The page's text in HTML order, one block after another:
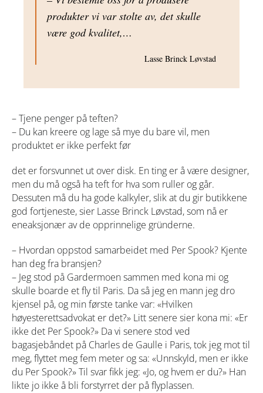
produkter vi var stolte av, det skulle
være god kvalitet,…
Lasse Brinck Løvstad
– Tjene penger på teften?
– Du kan kreere og lage så mye du bare vil, men
produktet er ikke perfekt før
det er forsvunnet ut over disk. En ting er å være designer,
men du må også ha teft for hva som ruller og går.
Dessuten må du ha gode kalkyler, slik at du gir butikkene
god fortjeneste, sier Lasse Brinck Løvstad, som nå er
eneaksjonær av de opprinnelige gründerne.
– Hvordan oppstod samarbeidet med Per Spook? Kjente
han deg fra bransjen?
– Jeg stod på Gardermoen sammen med kona mi og
skulle boarde et fly til Paris. Da så jeg en mann jeg dro
kjensel på, og min første tanke var: «Hvilken
høyesterettsadvokat er det?» Litt senere sier kona mi: «Er
ikke det Per Spook?» Da vi senere stod ved
bagasjebåndet på Charles de Gaulle i Paris, tok jeg mot til
meg, flyttet meg fem meter og sa: «Unnskyld, men er ikke
du Per Spook?» Til svar fikk jeg: «Jo, og hvem er du?» Han
likte jo ikke å bli forstyrret der på flyplassen.